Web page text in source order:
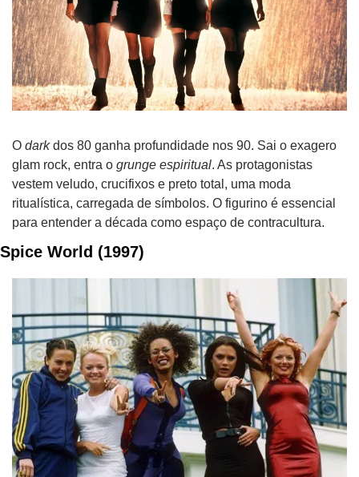
O dark dos 80 ganha profundidade nos 90. Sai o exagero
glam rock, entra o grunge espiritual. As protagonistas
vestem veludo, crucifixos e preto total, uma moda
ritualística, carregada de símbolos. O figurino é essencial
para entender a década como espaço de contracultura.
Spice World (1997)